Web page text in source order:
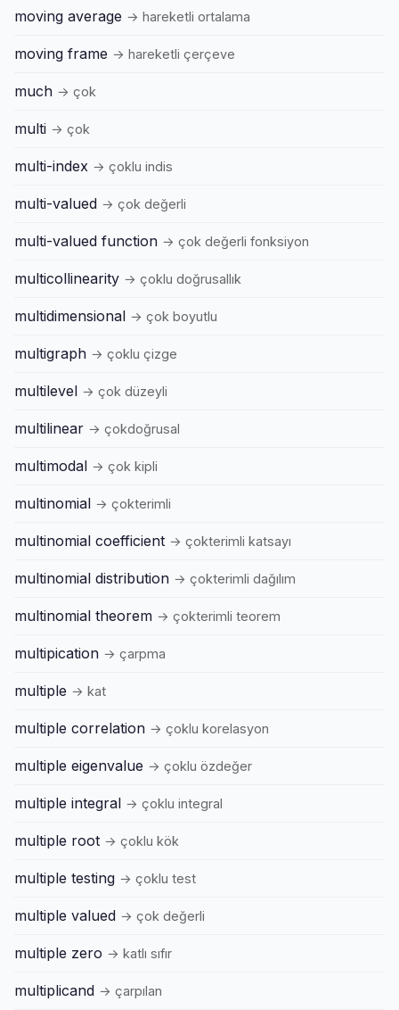
moving average → hareketli ortalama
moving frame → hareketli çerçeve
much → çok
multi → çok
multi-index → çoklu indis
multi-valued → çok değerli
multi-valued function → çok değerli fonksiyon
multicollinearity → çoklu doğrusallık
multidimensional → çok boyutlu
multigraph → çoklu çizge
multilevel → çok düzeyli
multilinear → çokdoğrusal
multimodal → çok kipli
multinomial → çokterimli
multinomial coefficient → çokterimli katsayı
multinomial distribution → çokterimli dağılım
multinomial theorem → çokterimli teorem
multipication → çarpma
multiple → kat
multiple correlation → çoklu korelasyon
multiple eigenvalue → çoklu özdeğer
multiple integral → çoklu integral
multiple root → çoklu kök
multiple testing → çoklu test
multiple valued → çok değerli
multiple zero → katlı sıfır
multiplicand → çarpılan